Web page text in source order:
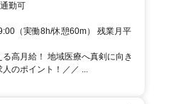
から徒歩で10分 マイカー通勤可
（実働8h/休憩60m） 残業月平
高月給！ 地域医療へ真剣に向き
のポイント！／／ ...